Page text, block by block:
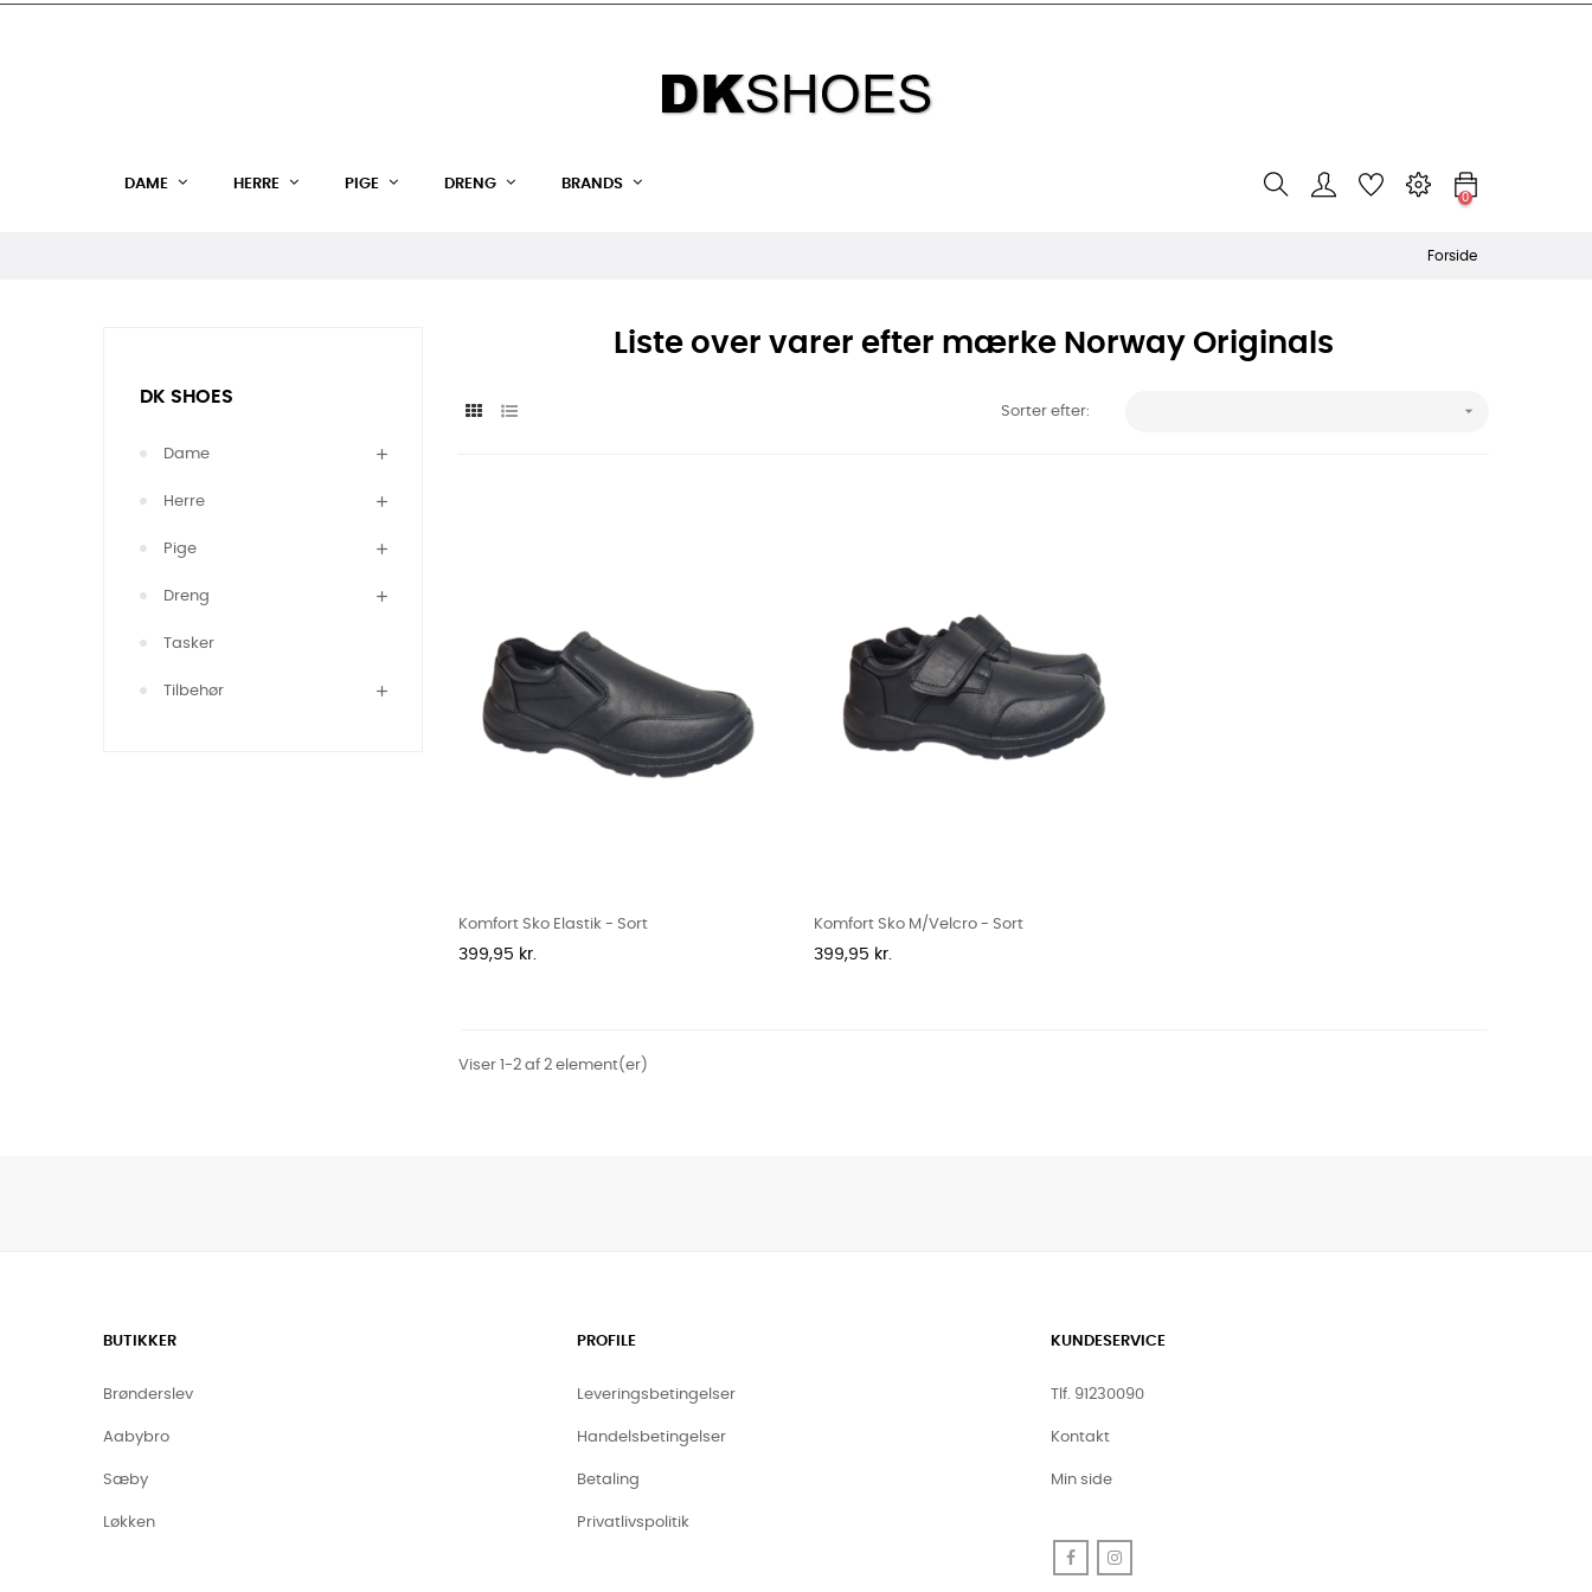
DAME HERRE PIGE DRENG BRANDS
0
Forside
DK SHOES
Dame
Herre
Pige
Dreng
Tasker
Tilbehør
Liste over varer efter mærke Norway Originals
Sorter efter: 
Komfort Sko Elastik - Sort
Pris
399,95 kr.
Komfort Sko M/velcro - Sort
Pris
399,95 kr.
Viser 1-2 af 2 element(er)
BUTIKKER
Brønderslev
Aabybro
Sæby
Løkken
PROFILE
Leveringsbetingelser
Handelsbetingelser
Betaling
Privatlivspolitik
KUNDESERVICE
Tlf. 91230090
Kontakt
Min side
Facebook